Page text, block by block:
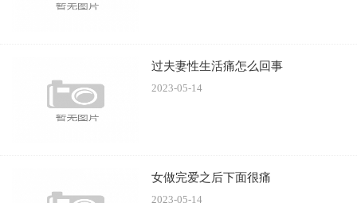
阳伟有效。用韭菜根、煎汁内服，可治盗汗、自汗。
4 ：羊肾
生精益血、壮阳补肾功效，适用于肾虚者食用。
过夫妻性生活痛怎么回事
2023-05-14
女做完爱之后下面很痛
2023-05-14